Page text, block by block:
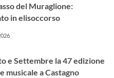
del Muraglione:
in elisoccorso
e Settembre la 47 edizione
musicale a Castagno